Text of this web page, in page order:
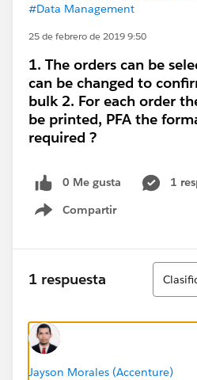
#Data Management
25 de febrero de 2019 9:50
1. The orders can be
can be changed to
bulk 2. For each order
be printed, PFA the
required ?
0 Me gusta
1
Compartir
Show menu
1 respuesta
Ordenar
Jayson Morales (Accenture)